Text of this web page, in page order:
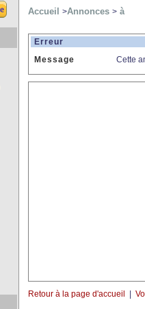
Accueil >Annonces >à
Erreur
Message
Cette
Retour à la page d'accueil